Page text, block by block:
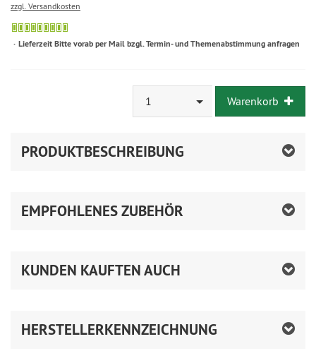
zzgl. Versandkosten
Lieferzeit Bitte vorab per Mail bzgl. Termin- und Themenabstimmung anfragen
1 Warenkorb
PRODUKTBESCHREIBUNG
EMPFOHLENES ZUBEHÖR
KUNDEN KAUFTEN AUCH
HERSTELLERKENNZEICHNUNG